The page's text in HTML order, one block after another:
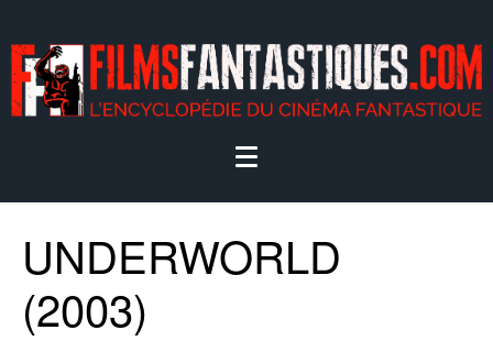
UNDERWORLD
(2003)